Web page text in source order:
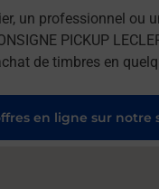
un professionnel ou
PICKUP
de timbres en
en ligne sur notre